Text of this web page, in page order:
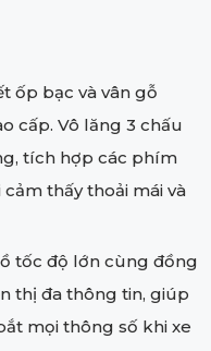
ốp bạc và vân gỗ
cấp. Vô lăng 3 chấu
tích hợp các phím
thấy thoải mái và
tốc độ lớn cùng đồng
thị đa thông tin, giúp
mọi thông số khi xe